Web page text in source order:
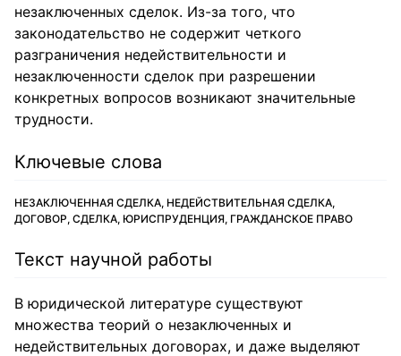
незаключенных сделок. Из-за того, что
законодательство не содержит четкого
разграничения недействительности и
незаключенности сделок при разрешении
конкретных вопросов возникают значительные
трудности.
Ключевые слова
НЕЗАКЛЮЧЕННАЯ СДЕЛКА, НЕДЕЙСТВИТЕЛЬНАЯ СДЕЛКА,
ДОГОВОР, СДЕЛКА, ЮРИСПРУДЕНЦИЯ, ГРАЖДАНСКОЕ ПРАВО
Текст научной работы
В юридической литературе существуют
множества теорий о незаключенных и
недействительных договорах, и даже выделяют